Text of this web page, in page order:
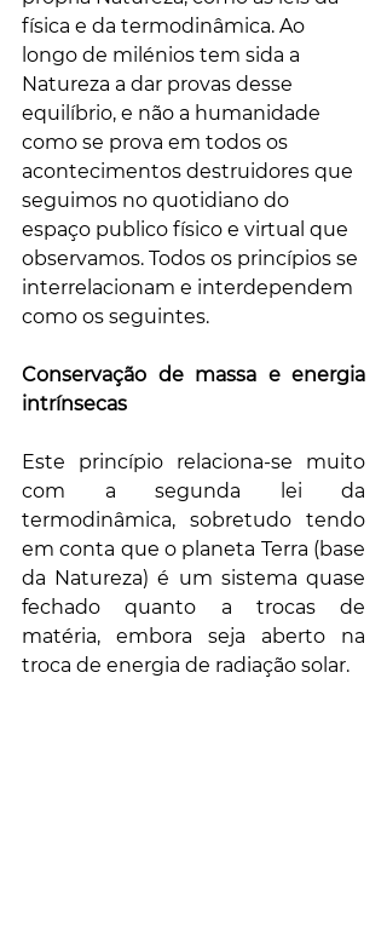
física e da termodinâmica. Ao
longo de milénios tem sida a
Natureza a dar provas desse
equilíbrio, e não a humanidade
como se prova em todos os
acontecimentos destruidores que
seguimos no quotidiano do
espaço publico físico e virtual que
observamos. Todos os princípios se
interrelacionam e interdependem
como os seguintes.
Conservação de massa e energia
intrínsecas
Este princípio relaciona-se muito
com a segunda lei da
termodinâmica, sobretudo tendo
em conta que o planeta Terra (base
da Natureza) é um sistema quase
fechado quanto a trocas de
matéria, embora seja aberto na
troca de energia de radiação solar.